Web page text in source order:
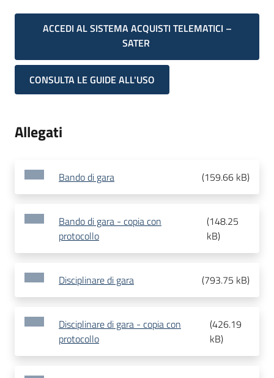
ACCEDI AL SISTEMA ACQUISTI TELEMATICI –
SATER
CONSULTA LE GUIDE ALL'USO
Allegati
Bando di gara (159.66 kB)
Bando di gara - copia con
protocollo
(148.25
kB)
Disciplinare di gara (793.75 kB)
Disciplinare di gara - copia con
protocollo
(426.19
kB)